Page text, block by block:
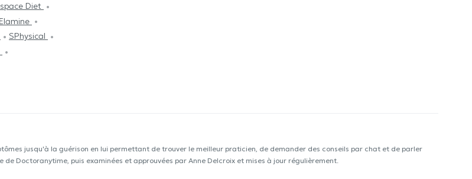
Diet
SPhysical
jusqu'à la guérison en lui permettant de trouver le meilleur praticien, de demander des conseils par chat et de parler
Doctoranytime, puis examinées et approuvées par Anne Delcroix et mises à jour régulièrement.